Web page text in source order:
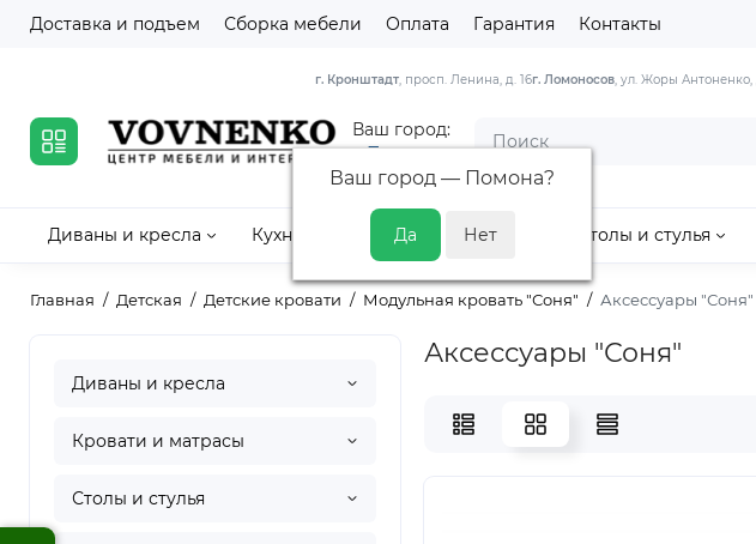
Доставка и подъем Сборка мебели Оплата Гарантия Контакты
Ваш город:
Помона
Ваш город — Помона?
г. Кронштадт, просп. Ленина, д. 16г. Ломоносов, ул. Жоры Антоненко,
Диваны и кресла Кухни Кровати и матрасы Столы и стулья
Главная Детская Детские кровати Модульная кровать "Соня" Аксессуары "Соня"
Диваны и кресла
Кровати и матрасы
Столы и стулья
Аксессуары "Соня"